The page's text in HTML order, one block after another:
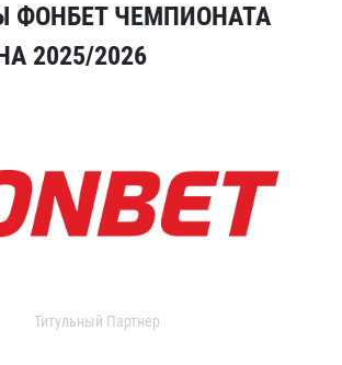
ФОНБЕТ ЧЕМПИОНАТА
2025/2026
Титульный Партнер